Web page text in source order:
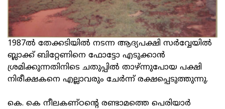
1987ല്‍ തേക്കടിയില്‍ നടന്ന ആദ്യപക്ഷി സര്‍വ്വേയില്‍
ബ്ലാക്ക് ബിറ്റേണിനെ ഫോട്ടോ എടുക്കാന്‍
ശ്രമിക്കുന്നതിനിടെ ചതുപ്പില്‍ താഴ്ന്നുപോയ പക്ഷി
നിരീക്ഷകനെ എല്ലാവരും ചേര്‍ന്ന് രക്ഷപ്പെടുത്തുന്നു.
കെ. കെ നീലകണ്ഠന്റെ രണ്ടാമത്തെ പെരിയാർ